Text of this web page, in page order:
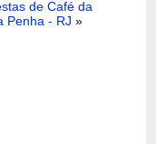
de Café da
Penha - RJ »